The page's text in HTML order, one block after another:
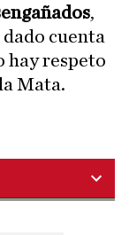
,
dado cuenta
hay respeto
Mata.